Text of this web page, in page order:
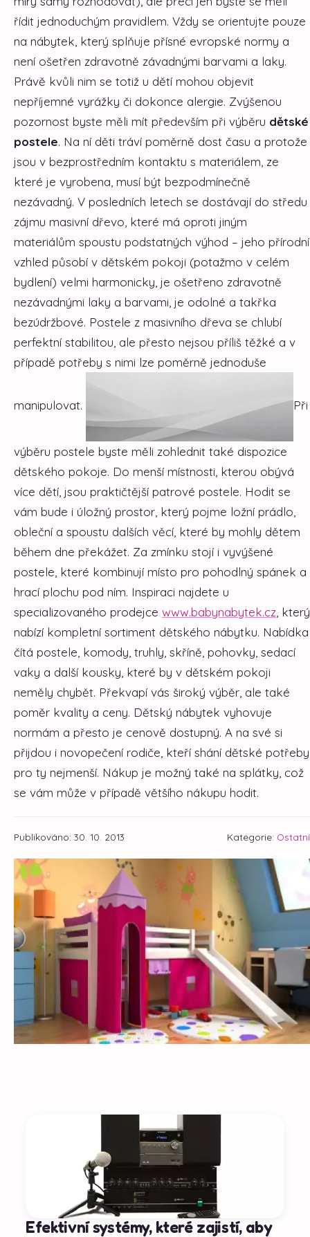
řídit jednoduchým pravidlem. Vždy se orientujte pouze
na nábytek, který splňuje přísné evropské normy a
není ošetřen zdravotně závadnými barvami a laky.
Právě kvůli nim se totiž u dětí mohou objevit
nepříjemné vyrážky či dokonce alergie. Zvýšenou
pozornost byste měli mít především při výběru dětské
postele. Na ní děti tráví poměrně dost času a protože
jsou v bezprostředním kontaktu s materiálem, ze
které je vyrobena, musí být bezpodmínečně
nezávadný. V posledních letech se dostávají do středu
zájmu masivní dřevo, které má oproti jiným
materiálům spoustu podstatných výhod – jeho přírodní
vzhled působí v dětském pokoji (potažmo v celém
bydlení) velmi harmonicky, je ošetřeno zdravotně
nezávadnými laky a barvami, je odolné a takřka
bezúdržbové. Postele z masivního dřeva se chlubí
perfektní stabilitou, ale přesto nejsou příliš těžké a v
případě potřeby s nimi lze poměrně jednoduše
manipulovat. Při
výběru postele byste měli zohlednit také dispozice
dětského pokoje. Do menší místnosti, kterou obývá
více dětí, jsou praktičtější patrové postele. Hodit se
vám bude i úložný prostor, který pojme ložní prádlo,
obleční a spoustu dalších věcí, které by mohly dětem
během dne překážet. Za zmínku stojí i vyvýšené
postele, které kombinují místo pro pohodlný spánek a
hrací plochu pod ním. Inspiraci najdete u
specializovaného prodejce www.babynabytek.cz , který
nabízí kompletní sortiment dětského nábytku. Nabídka
čítá postele, komody, truhly, skříně, pohovky, sedací
vaky a další kousky, které by v dětském pokoji
neměly chybět. Překvapí vás široký výběr, ale také
poměr kvality a ceny. Dětský nábytek vyhovuje
normám a přesto je cenově dostupný. A na své si
přijdou i novopečení rodiče, kteří shání dětské potřeby
pro ty nejmenší. Nákup je možný také na splátky, což
se vám může v případě většího nákupu hodit.
Publikováno: 30. 10. 2013 Kategorie: Ostatní
Efektivní systémy, které zajistí, aby